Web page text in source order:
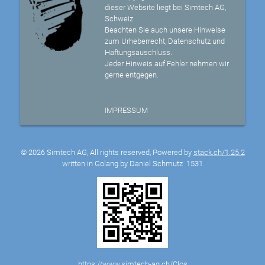
dieser Website liegt bei Simtech AG,
Schweiz.
Beachten Sie auch unsere Hinweise
zum Urheberrecht, Datenschutz und
Haftungsauschluss.
Jeder Hinweis auf Fehler nehmen wir
gerne entgegen.
IMPRESSUM
© 2026 Simtech AG, All rights reserved, Powered by stack.ch/1.25.2
written in Golang by Daniel Schmutz 1531